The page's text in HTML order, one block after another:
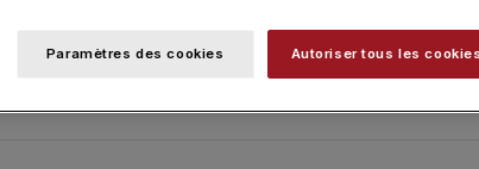
Paramètres des cookies Autoriser tous les cookies